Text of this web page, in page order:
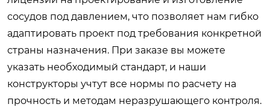
сосудов под давлением, что позволяет нам гибко
адаптировать проект под требования конкретной
страны назначения. При заказе вы можете
указать необходимый стандарт, и наши
конструкторы учтут все нормы по расчету на
прочность и методам неразрушающего контроля.